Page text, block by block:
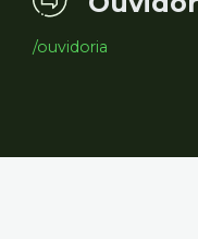
/ouvidoria